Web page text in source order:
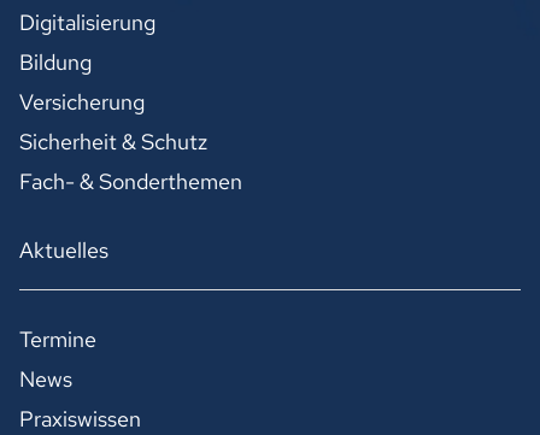
Digitalisierung
Bildung
Versicherung
Sicherheit & Schutz
Fach- & Sonderthemen
Aktuelles
Termine
News
Praxiswissen